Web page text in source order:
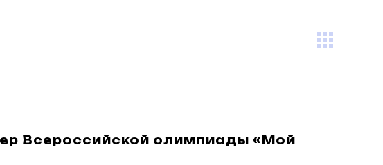
Всероссийской олимпиады «Мой